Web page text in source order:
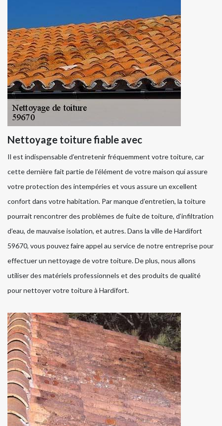
Nettoyage toiture fiable avec
Il est indispensable d’entretenir fréquemment votre toiture, car
cette dernière fait partie de l’élément de votre maison qui assure
votre protection des intempéries et vous assure un excellent
confort dans votre habitation. Par manque d’entretien, la toiture
pourrait rencontrer des problèmes de fuite de toiture, d’infiltration
d’eau, de mauvaise isolation, et autres. Dans la ville de Hardifort
59670, vous pouvez faire appel au service de notre entreprise pour
effectuer un nettoyage de votre toiture. De plus, nous allons
utiliser des matériels professionnels et des produits de qualité
pour nettoyer votre toiture à Hardifort.